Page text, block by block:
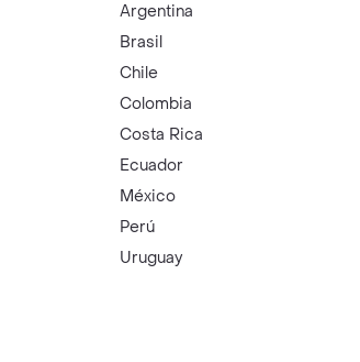
Argentina
Brasil
Chile
Colombia
Costa Rica
Ecuador
México
Perú
Uruguay